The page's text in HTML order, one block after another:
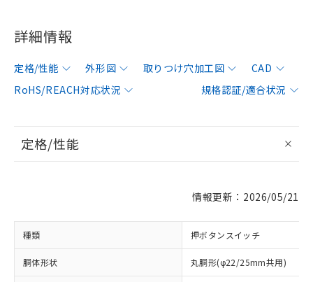
詳細情報
定格/性能 外形図 取りつけ穴加工図
CAD
RoHS/REACH対応状況
規格認証/適合状況
定格/性能
情報更新：2026/05/21
種類 押ボタンスイッチ
胴体形状 丸胴形(φ22/25mm共用)